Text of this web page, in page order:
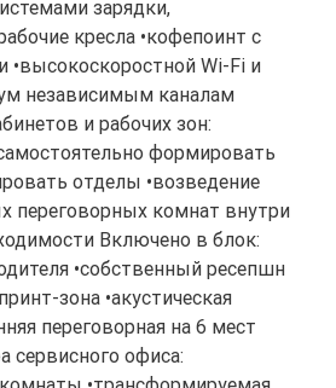
зарядки,
кресла •кофепоинт с
•высокоскоростной Wi-Fi и
независимым каналам
и рабочих зон:
формировать
отделы •возведение
переговорных комнат внутри
Включено в блок:
•собственный ресепшн
зона •акустическая
переговорная на 6 мест
сервисного офиса: